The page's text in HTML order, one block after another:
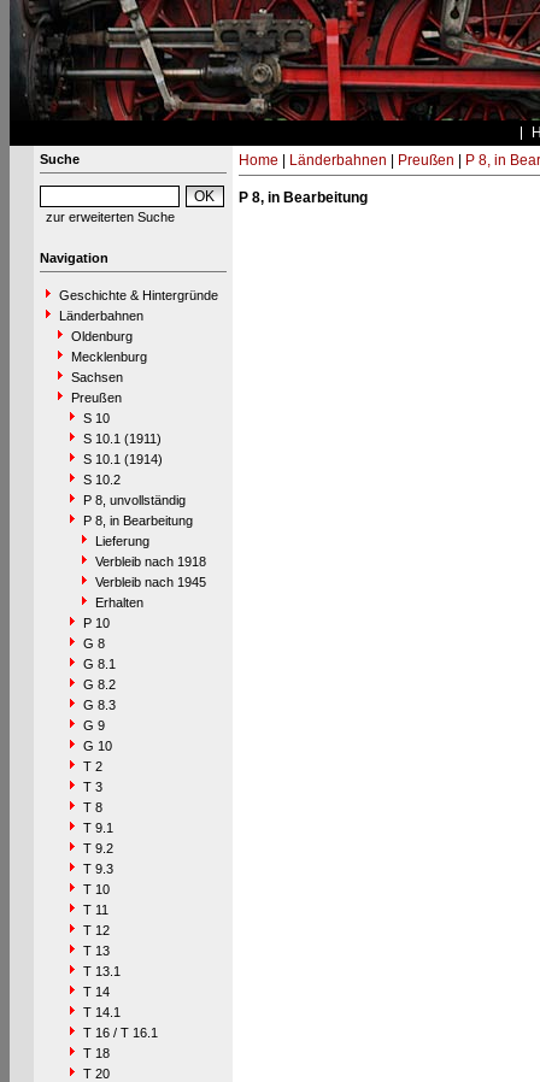
Suche
zur erweiterten Suche
Navigation
Geschichte & Hintergründe
Länderbahnen
Oldenburg
Mecklenburg
Sachsen
Preußen
S 10
S 10.1 (1911)
S 10.1 (1914)
S 10.2
P 8, unvollständig
P 8, in Bearbeitung
Lieferung
Verbleib nach 1918
Verbleib nach 1945
Erhalten
P 10
G 8
G 8.1
G 8.2
G 8.3
G 9
G 10
T 2
T 3
T 8
T 9.1
T 9.2
T 9.3
T 10
T 11
T 12
T 13
T 13.1
T 14
T 14.1
T 16 / T 16.1
T 18
T 20
Home Länderbahnen Preußen P 8, in
P 8, in Bearbeitung